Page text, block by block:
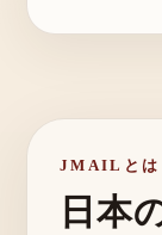
JMAILとは
日本